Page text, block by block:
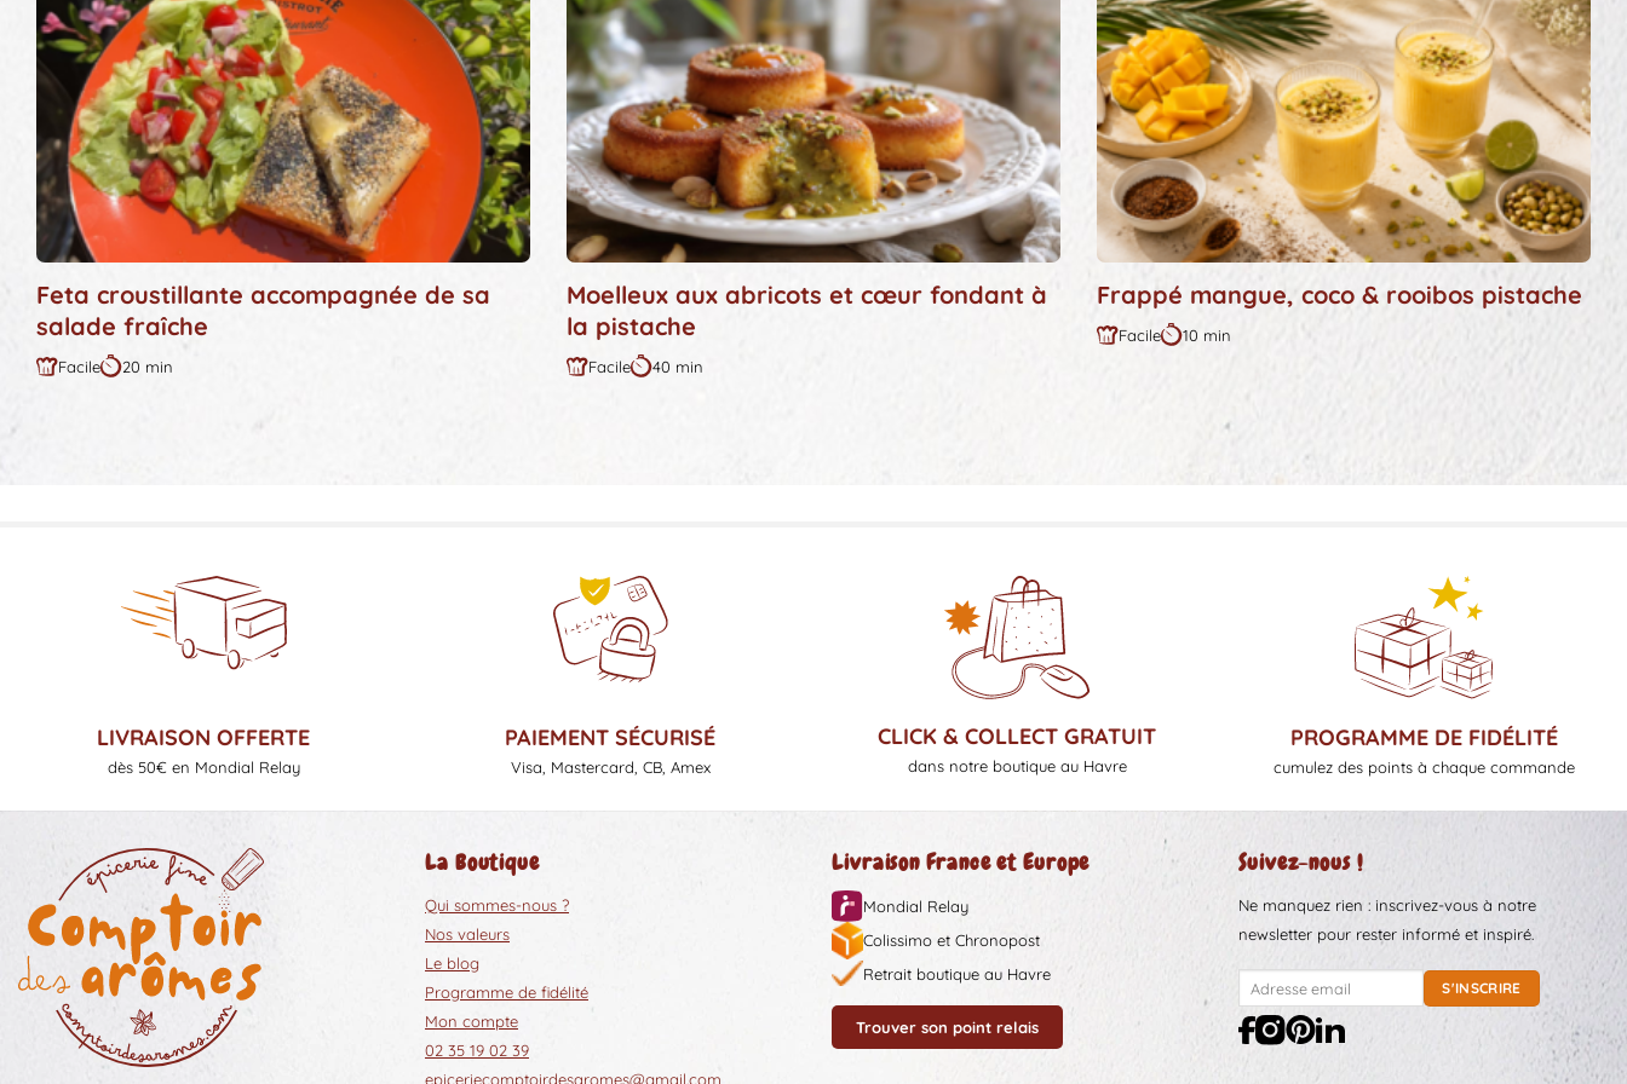
Feta croustillante accompagnée de sa
salade fraîche
Difficulté
Facile
Durée
20 min
Moelleux aux abricots et cœur fondant à
la pistache
Difficulté
Facile
Durée
40 min
Frappé mangue, coco & rooibos pistache
Difficulté
Facile
Durée
10 min
LIVRAISON OFFERTE
dès 50€ en Mondial Relay
PAIEMENT SÉCURISÉ
Visa, Mastercard, CB, Amex
CLICK & COLLECT GRATUIT
dans notre boutique au Havre
PROGRAMME DE FIDÉLITÉ
cumulez des points à chaque commande
La Boutique
Qui sommes-nous ?
Nos valeurs
Le blog
Programme de fidélité
Mon compte
02 35 19 02 39
epiceriecomptoirdesaromes@gmail.com
Livraison France et Europe
Mondial Relay
Colissimo et Chronopost
Retrait boutique au Havre
Trouver son point relais
Suivez-nous !
Ne manquez rien : inscrivez-vous à notre
newsletter pour rester informé et inspiré.